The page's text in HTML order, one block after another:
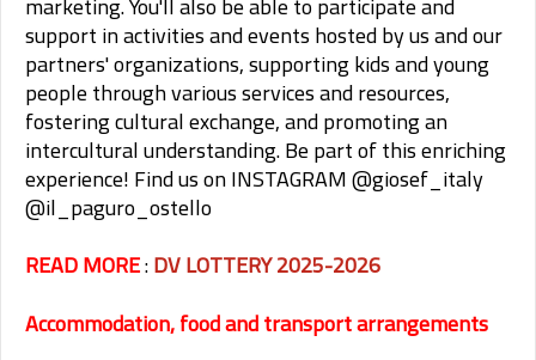
support in activities and events hosted by us and our
partners' organizations, supporting kids and young
people through various services and resources,
fostering cultural exchange, and promoting an
intercultural understanding. Be part of this enriching
experience! Find us on INSTAGRAM @giosef_italy
@il_paguro_ostello
READ MORE:DV LOTTERY 2025-2026
Accommodation, food and transport arrangements